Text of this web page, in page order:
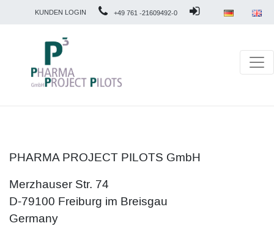
KUNDEN LOGIN +49 761 -21609492-0
PHARMA PROJECT PILOTS GmbH
Merzhauser Str. 74
D-79100 Freiburg im Breisgau
Germany